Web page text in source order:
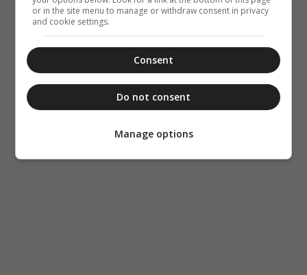
or in the site menu to manage or withdraw consent in privacy
and cookie settings.
Consent
Do not consent
Manage options